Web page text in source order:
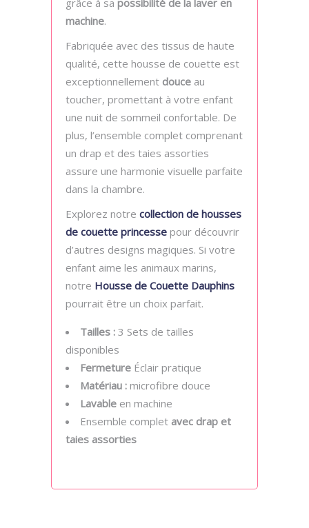
grâce à sa possibilité de la laver en
machine.
Fabriquée avec des tissus de haute
qualité, cette housse de couette est
exceptionnellement douce au
toucher, promettant à votre enfant
une nuit de sommeil confortable. De
plus, l’ensemble complet comprenant
un drap et des taies assorties
assure une harmonie visuelle parfaite
dans la chambre.
Explorez notre collection de housses
de couette princesse pour découvrir
d’autres designs magiques. Si votre
enfant aime les animaux marins,
notre Housse de Couette Dauphins
pourrait être un choix parfait.
Tailles : 3 Sets de tailles
disponibles
Fermeture Éclair pratique
Matériau : microfibre douce
Lavable en machine
Ensemble complet avec drap et
taies assorties